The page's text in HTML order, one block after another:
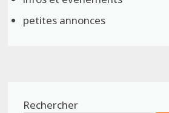
petites annonces
Rechercher